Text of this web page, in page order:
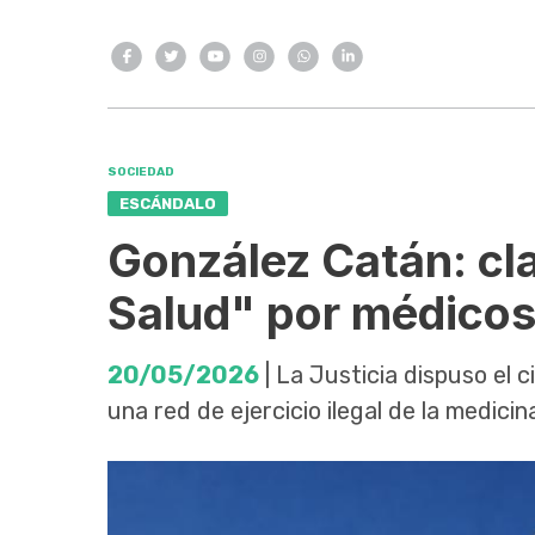
SOCIEDAD
ESCÁNDALO
González Catán:
Salud" por
20/05/2026 | La Justicia dispuso el
una red de ejercicio ilegal de la